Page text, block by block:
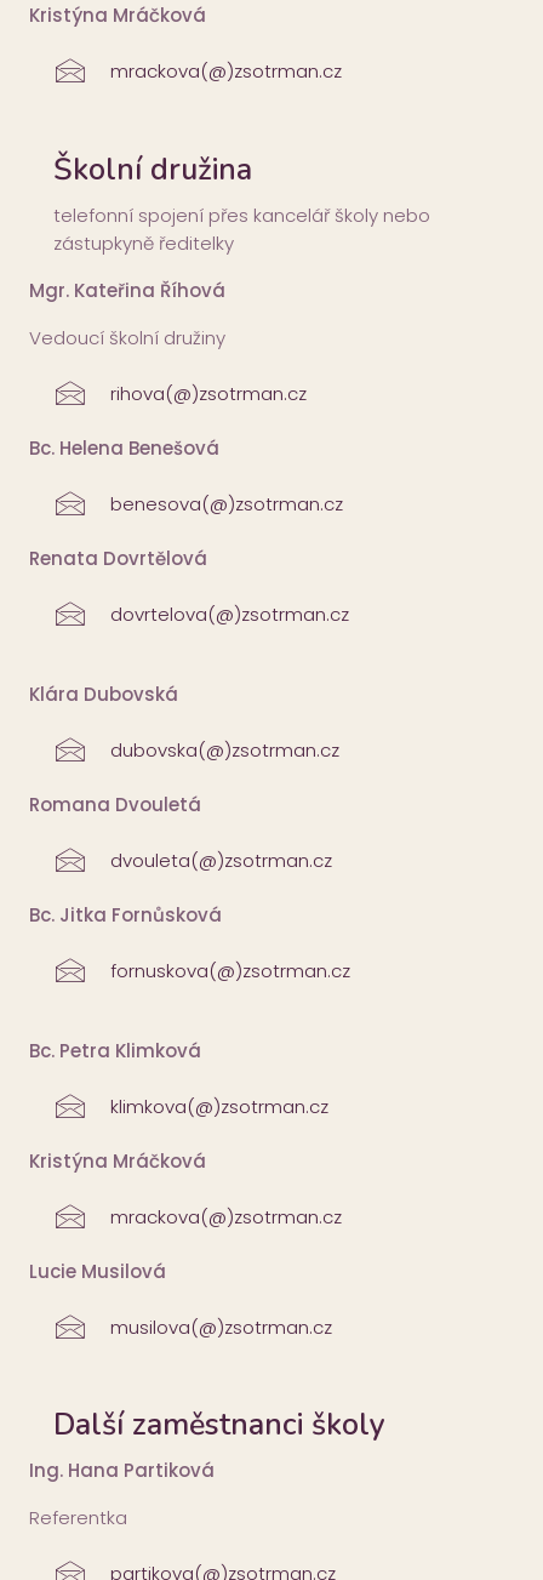
Kristýna Mráčková
mrackova(@)zsotrman.cz
Školní družina
telefonní spojení přes kancelář školy nebo
zástupkyně ředitelky
Mgr. Kateřina Říhová
Vedoucí školní družiny
rihova(@)zsotrman.cz
Bc. Helena Benešová
benesova(@)zsotrman.cz
Renata Dovrtělová
dovrtelova(@)zsotrman.cz
Klára Dubovská
dubovska(@)zsotrman.cz
Romana Dvouletá
dvouleta(@)zsotrman.cz
Bc. Jitka Fornůsková
fornuskova(@)zsotrman.cz
Bc. Petra Klimková
klimkova(@)zsotrman.cz
Kristýna Mráčková
mrackova(@)zsotrman.cz
Lucie Musilová
musilova(@)zsotrman.cz
Další zaměstnanci školy
Ing. Hana Partiková
Referentka
partikova(@)zsotrman.cz